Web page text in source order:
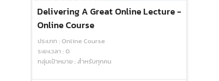
Delivering A Great Online Lecture -
Online Course
ประเภท : Online Course
ระยะเวลา : 0
กลุ่มเป้าหมาย : สำหรับทุกคน